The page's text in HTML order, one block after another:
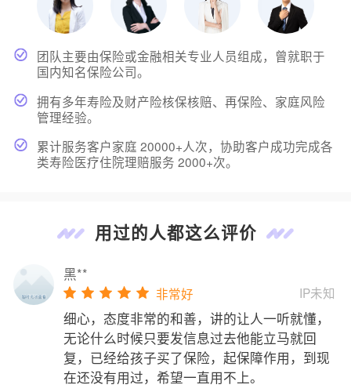
团队主要由保险或金融相关专业人员组成，曾就职于
国内知名保险公司。
拥有多年寿险及财产险核保核赔、再保险、家庭风险
管理经验。
累计服务客户家庭 20000+人次，协助客户成功完成各
类寿险医疗住院理赔服务 2000+次。
用过的人都这么评价
黑**
非常好 IP未知
细心，态度非常的和善，讲的让人一听就懂，
无论什么时候只要发信息过去他能立马就回
复，已经给孩子买了保险，起保障作用，到现
在还没有用过，希望一直用不上。